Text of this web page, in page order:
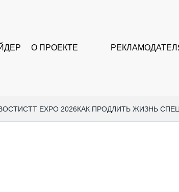
О ПРОЕКТЕ
CTT EXPO 2026КАК ПРОДЛИТЬ ЖИЗНЬ